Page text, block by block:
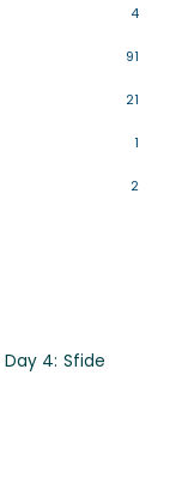
4
91
21
1
2
4: Sfide